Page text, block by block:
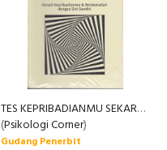
TES KEPRIBADIANMU SEKARANG
(Psikologi Corner)
Gudang Penerbit